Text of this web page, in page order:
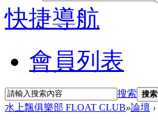
快捷導航
會員列表
搜索 搜索
水上飄俱樂部 FLOAT CLUB»論壇 ›